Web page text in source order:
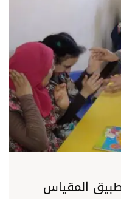
المقياس